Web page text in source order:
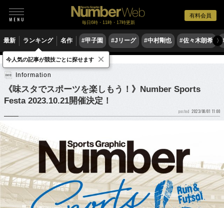
有料会員
毎日6時・11時・17時更新
最新 ランキング 名作 #甲子園 #Jリーグ #中村剛也 #佐々木朗希 〉
Information
Information
《味スタでスポーツを楽しもう！》Number Sports
Festa 2023.10.21開催決定！
posted 2023/08/01 11:00
今人気の記事が競技ごとに探せます ×